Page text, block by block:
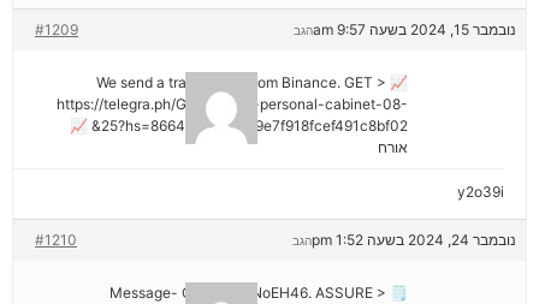
נובמבר 15, 2024 בשעה 9:57 am #1209 הגב
📈 We send a transaction from Binance. GЕТ >
https://telegra.ph/Go-to-your-personal-cabinet-08-
25?hs=8664c520642b9e7f918fcef491c8bf02& 📈
אורח
y2o39i
נובמבר 24, 2024 בשעה 1:52 pm #1210 הגב
🗒 Message- Operation NoEH46. ASSURE >